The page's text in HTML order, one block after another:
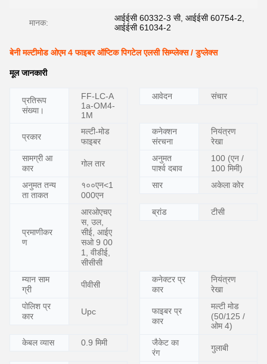
मानक:
आईईसी 60332-3 सी, आईईसी 60754-2,
आईईसी 61034-2
बेनी मल्टीमोड ओएम 4 फाइबर ऑप्टिक पिगटेल एलसी सिम्प्लेक्स / डुप्लेक्स
मूल जानकारी
प्रतिरूप
संख्या।
FF-LC-A
1a-OM4-
1M
आवेदन संचार
प्रकार
मल्टी-मोड
फाइबर
कनेक्शन
संरचना
नियंत्रण
रेखा
सामग्री आ
कार
गोल तार
अनुमत
पार्श्व दबाव
100 (एन /
100 मिमी)
अनुमत तन्य
ता ताकत
१००एन<1
000एन
सार अकेला कोर
प्रमाणीकर
ण
आरओएचए
स, उल,
सीई, आईए
सओ 9 00
1, वीडीई,
सीसीसी
ब्रांड टीसी
म्यान साम
ग्री
पीवीसी
कनेक्टर प्र
कार
नियंत्रण
रेखा
पोलिश प्र
कार
Upc
फाइबर प्र
कार
मल्टी मोड
(50/125 /
ओम 4)
केबल व्यास
0.9 मिमी
जैकेट का
रंग
गुलाबी